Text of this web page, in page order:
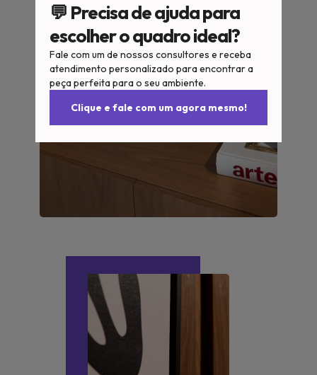
💬 Precisa de ajuda para
escolher o quadro ideal?
Fale com um de nossos consultores e receba
atendimento personalizado para encontrar a
peça perfeita para o seu ambiente.
Clique e fale com um agora mesmo!